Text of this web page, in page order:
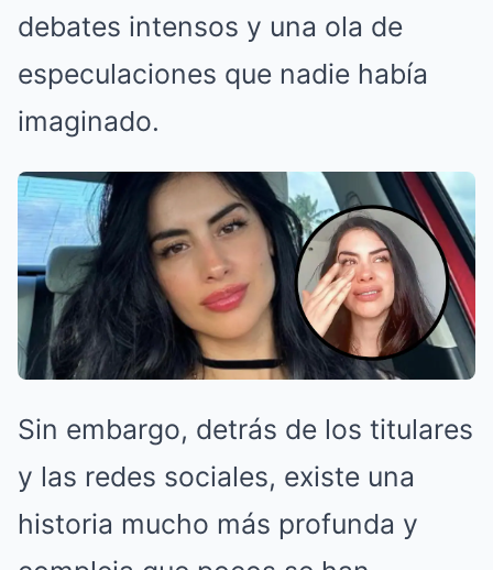
debates intensos y una ola de
especulaciones que nadie había
imaginado.
Sin embargo, detrás de los titulares
y las redes sociales, existe una
historia mucho más profunda y